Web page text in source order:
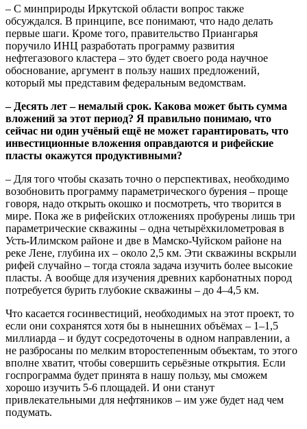
– С минприроды Иркутской области вопрос также
обсуждался. В принципе, все понимают, что надо делать
первые шаги. Кроме того, правительство Приангарья
поручило ИНЦ разработать программу развития
нефтегазового кластера – это будет своего рода научное
обоснование, аргумент в пользу наших предложений,
который мы представим федеральным ведомствам.
– Десять лет – немалый срок. Какова может быть сумма
вложений за этот период? Я правильно понимаю, что
сейчас ни один учёный ещё не может гарантировать, что
инвестиционные вложения оправдаются и рифейские
пласты окажутся продуктивными?
– Для того чтобы сказать точно о перспективах, необходимо
возобновить программу параметрического бурения – проще
говоря, надо открыть окошко и посмотреть, что творится в
мире. Пока же в рифейских отложениях пробурены лишь три
параметрические скважины – одна четырёхкилометровая в
Усть-Илимском районе и две в Мамско-Чуйском районе на
реке Лене, глубина их – около 2,5 км. Эти скважины вскрыли
рифей случайно – тогда стояла задача изучить более высокие
пласты. А вообще для изучения древних карбонатных пород
потребуется бурить глубокие скважины – до 4–4,5 км.
Что касается госинвестиций, необходимых на этот проект, то
если они сохранятся хотя бы в нынешних объёмах – 1–1,5
миллиарда – и будут сосредоточены в одном направлении, а
не разбросаны по мелким второстепенным объектам, то этого
вполне хватит, чтобы совершить серьёзные открытия. Если
госпрограмма будет принята в нашу пользу, мы сможем
хорошо изучить 5-6 площадей. И они станут
привлекательными для нефтяников – им уже будет над чем
подумать.